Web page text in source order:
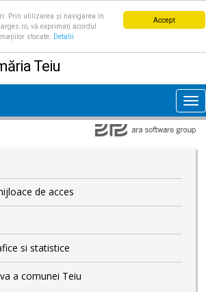
Accept
Prin utilizarea și navigarea în
vă exprimați acordul
stocate.
Detalii
Teiu
de acces
si statistice
a comunei Teiu